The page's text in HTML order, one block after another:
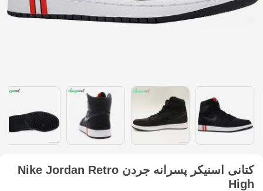
کتانی اسنیکر پسرانه جردن Nike Jordan Retro
High